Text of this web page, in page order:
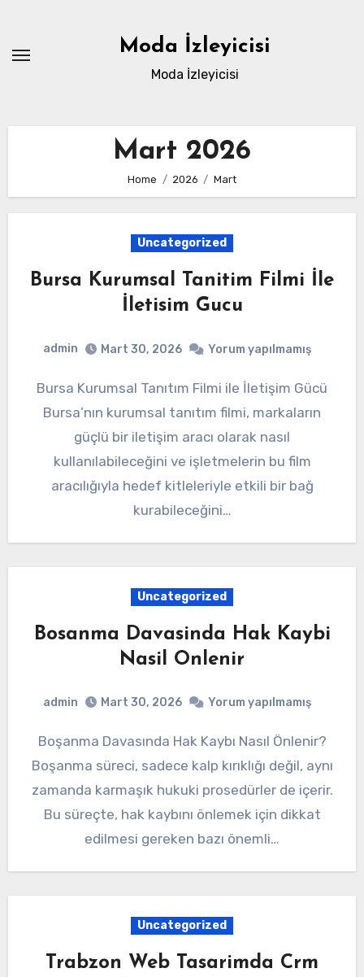
content
Moda İzleyicisi
Moda İzleyicisi
Mart 2026
Home 2026 Mart
Uncategorized
Bursa Kurumsal Tanitim Filmi İle
İletisim Gucu
admin Mart 30, 2026 Yorum yapılmamış
Bursa Kurumsal Tanıtım Filmi ile İletişim Gücü
Bursa’nın kurumsal tanıtım filmi, markaların
güçlü bir iletişim aracı olarak nasıl
kullanılabileceğini ve işletmelerin bu film
aracılığıyla hedef kitleleriyle etkili bir bağ
kurabileceğini…
Uncategorized
Bosanma Davasinda Hak Kaybi
Nasil Onlenir
admin Mart 30, 2026 Yorum yapılmamış
Boşanma Davasında Hak Kaybı Nasıl Önlenir?
Boşanma süreci, sadece kalp kırıklığı değil, aynı
zamanda karmaşık hukuki prosedürler de içerir.
Bu süreçte, hak kaybını önlemek için dikkat
edilmesi gereken bazı önemli…
Uncategorized
Trabzon Web Tasarimda Crm